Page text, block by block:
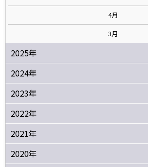
4月
3月
2025年
2024年
2023年
2022年
2021年
2020年